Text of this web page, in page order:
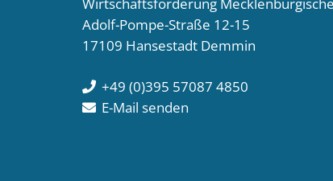
Adolf-Pompe-Straße 12-15
17109 Hansestadt Demmin
+49 (0)395 57087 4850
E-Mail senden